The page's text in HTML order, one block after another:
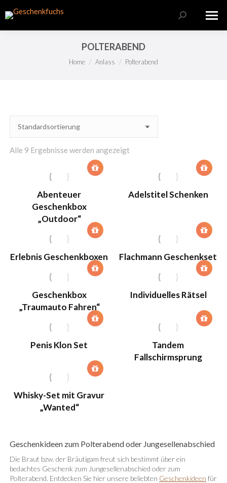
Search:
POLTERABEND
Sie befinden sich hier:
Home Anlass Polterabend
Alle 9 Ergebnisse werden angezeigt
Abenteuer
Geschenkbox
„Outdoor“
Adelstitel Schenken
Erlebnis Geschenkboxen Flachmann Geschenkset
Geschenkbox
„Traumauto Fahren“
Individuelles Rätsel
Penis Klon Set
Tandem
Fallschirmsprung
Whisky-Set mit Gravur
„Wanted“
Geschenkideen zum Polterabend oder Jungesellenabschied
Die Braut bzw. der Bräutigam freut sich bestimmt über ein
bedachtes Geschenk zum Jungesellenabschied oder zum
Polterabend. Entdecken Sie hier unsere beliebten Geschenkideen für